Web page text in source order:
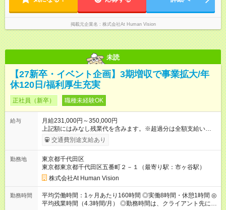
円 上記額にはみなし残業代を含みます。※超過分は全額支給い
たします。 みなし残業代 24,000円 ～ 34,000円／月 みなし残業
掲載元企業名 株式会社At Human Vision
未読
【27新卒・イベント企画】3期増収で事業拡大/年
休120日/福利厚生充実
正社員（新卒） 職種未経験OK
給与
月給231,000円～350,000円
上記額にはみなし残業代を含みます。※超過分は全額支給いたし
ます。 みなし残業代 24,000円 ～ 37,000円／月 みなし残業時
間 15時間／月 【給与】 月給： 大卒・院卒 ：243，000
（固定残業代 24，000円） 賞与：年２回 （業績連動型） 昇
給：年２回（3月、9月) 試用期間：6ヶ月 ※上記額にはみなし残
業代（月15時間分）が含まれた 金額になります。超過分は追加
で全額支給。 【頑張りを給与・キャリアに還元します】 年に2
回⼈事評価があり等級が決まります。 等級に合わせた給与設定
のため、若い内からでも頑張り次第で給与アップが叶います。
交通費別途支給あり
勤務地
東京都千代田区
東京都東京都千代田区五番町２－１（最寄り駅：市ヶ谷駅）
株式会社At Human Vision
勤務時間
平均労働時間：1ヶ月あたり160時間 ◎実働8時間・休憩1時間 ◎
平均残業時間（4.3時間/月） ◎勤務時間は、クライアント先に